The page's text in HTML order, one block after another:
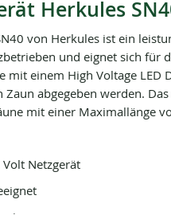
Herkules
von Herkules ist ein
und eignet sich
mit einem High Voltage LED
Zaun abgegeben werden.
mit einer Maximallänge
Netzgerät